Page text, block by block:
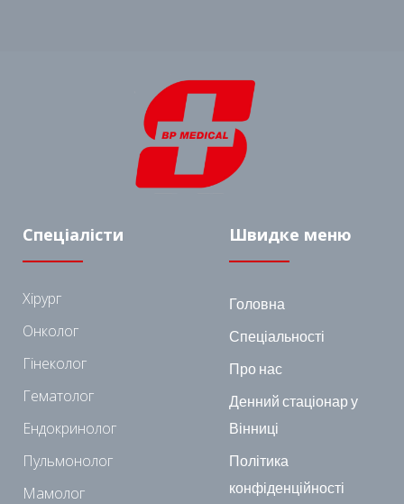
Спеціалісти
Хірург
Онколог
Гінеколог
Гематолог
Ендокринолог
Пульмонолог
Мамолог
Швидке меню
Головна
Спеціальності
Про нас
Денний стаціонар у
Вінниці
Політика
конфіденційності